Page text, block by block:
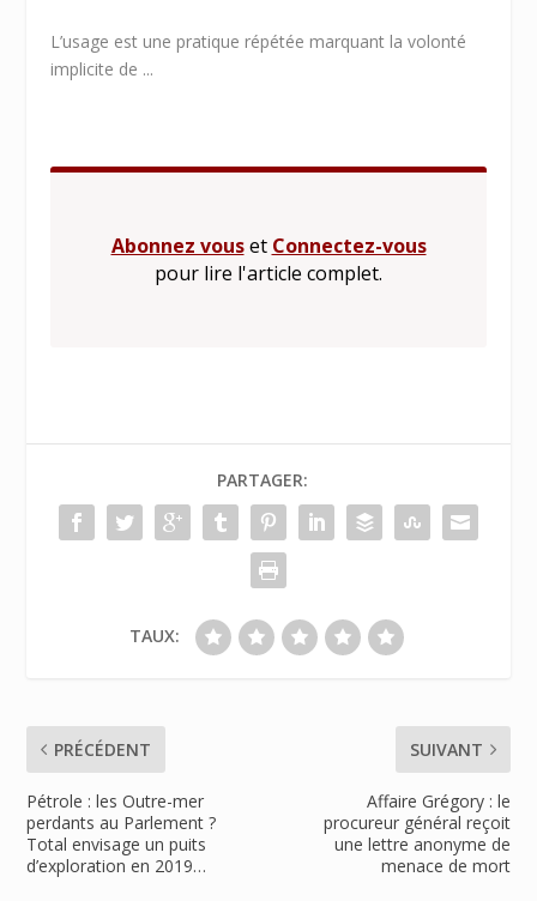
L’usage est une pratique répétée marquant la volonté
implicite de ...
Abonnez vouset Connectez-vous
pour lire l'article complet.
PARTAGER:
TAUX:
PRÉCÉDENT
Pétrole : les Outre-mer
perdants au Parlement ?
Total envisage un puits
d’exploration en 2019…
SUIVANT
Affaire Grégory : le
procureur général reçoit
une lettre anonyme de
menace de mort